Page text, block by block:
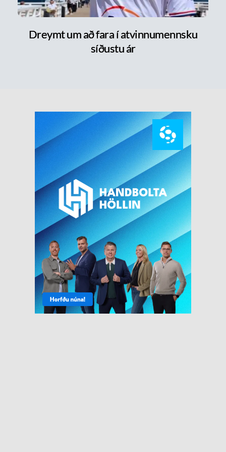
Dreymt um að fara í atvinnumennsku
síðustu ár